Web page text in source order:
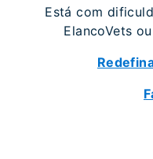
Está com
ElancoVets